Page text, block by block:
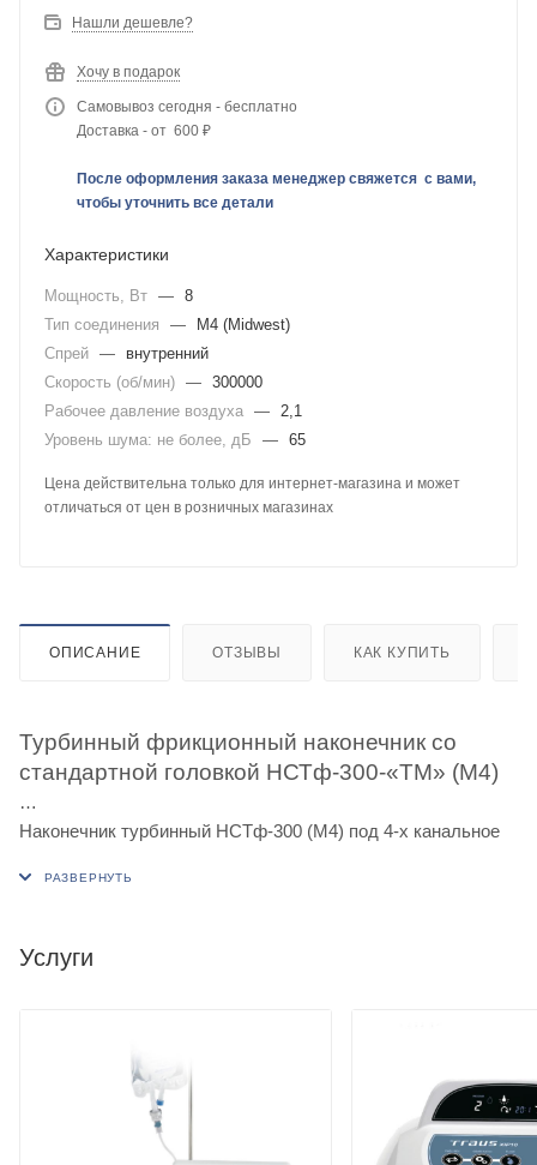
Нашли дешевле?
Хочу в подарок
Самовывоз сегодня - бесплатно
Доставка - от 600 ₽
После оформления заказа менеджер свяжется с вами,
чтобы уточнить все детали
Характеристики
Мощность, Вт — 8
Тип соединения
—
M4 (Midwest)
Спрей —
внутренний
Скорость (об/мин) — 300000
Рабочее давление воздуха — 2,1
Уровень шума: не более, дБ
— 65
Цена действительна только для интернет-магазина и может
отличаться от цен в розничных магазинах
ОПИСАНИЕ ОТЗЫВЫ КАК КУПИТЬ
Турбинный фрикционный наконечник со
стандартной головкой НСТф-300-«ТМ» (М4)
Наконечник турбинный НСТф-300 (М4) под 4-х канальное
Предназначен для использования в терапевтической и
Технические характеристики:
Мощность 8 Вт
Внутренний спрей
Рабочее давление воздуха - 0,21 МПа
Стерилизация в автоклаве при температуре до - 134° С
Услуги